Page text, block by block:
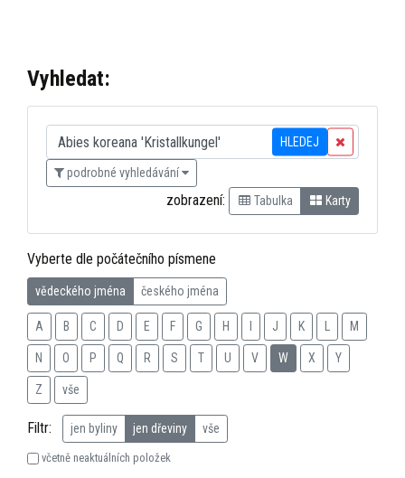
Vyhledat:
HLEDEJ
podrobné vyhledávání
zobrazení: Tabulka Karty
Vyberte dle počátečního písmene
vědeckého jména českého jména
A B C D E F G H J K M
N O P Q R S T U V W X Y
Z vše
Filtr: jen byliny jen dřeviny vše
včetně neaktuálních položek